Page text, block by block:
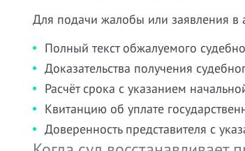
Для подачи жалобы или заявления в
Полный текст обжалуемого
Доказательства получения
Расчёт срока с указанием
Квитанцию об уплате
Доверенность представителя с